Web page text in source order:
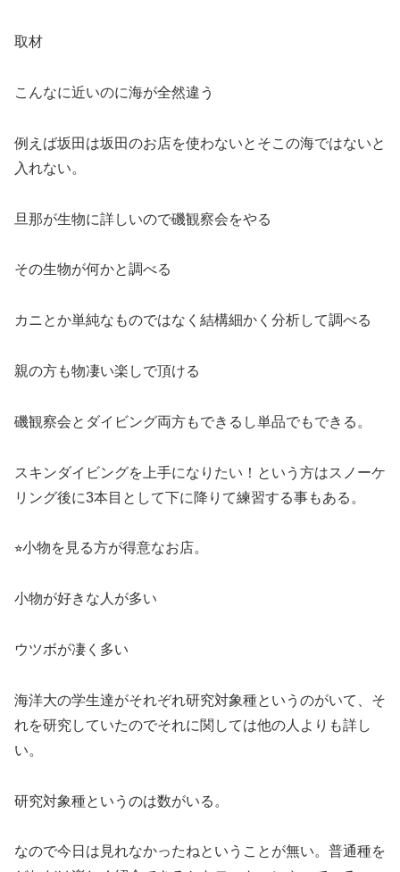
取材
こんなに近いのに海が全然違う
例えば坂田は坂田のお店を使わないとそこの海ではないと
入れない。
旦那が生物に詳しいので磯観察会をやる
その生物が何かと調べる
カニとか単純なものではなく結構細かく分析して調べる
親の方も物凄い楽しで頂ける
磯観察会とダイビング両方もできるし単品でもできる。
スキンダイビングを上手になりたい！という方はスノーケ
リング後に3本目として下に降りて練習する事もある。
⭐︎小物を見る方が得意なお店。
小物が好きな人が多い
ウツボが凄く多い
海洋大の学生達がそれぞれ研究対象種というのがいて、そ
れを研究していたのでそれに関しては他の人よりも詳し
い。
研究対象種というのは数がいる。
なので今日は見れなかったねということが無い。普通種を